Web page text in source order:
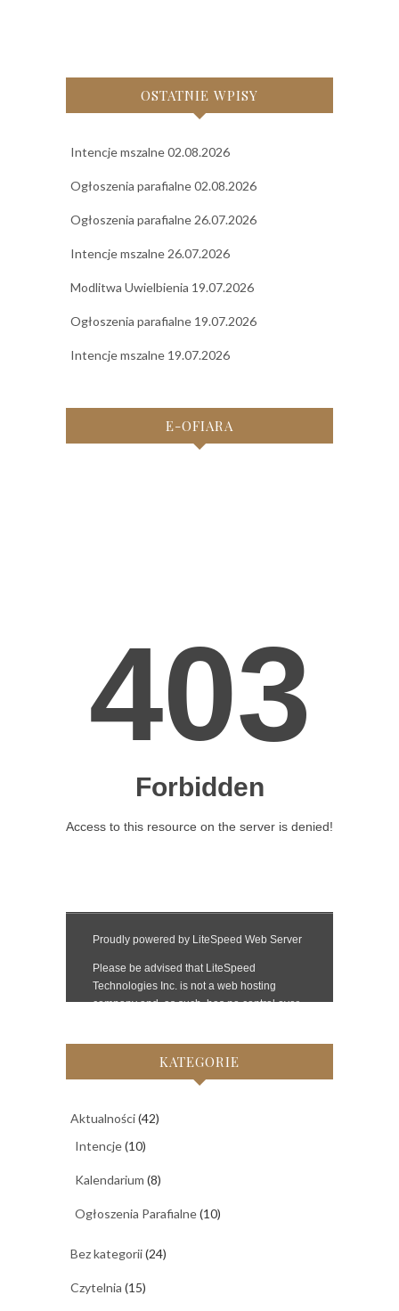
OSTATNIE WPISY
Intencje mszalne 02.08.2026
Ogłoszenia parafialne 02.08.2026
Ogłoszenia parafialne 26.07.2026
Intencje mszalne 26.07.2026
Modlitwa Uwielbienia 19.07.2026
Ogłoszenia parafialne 19.07.2026
Intencje mszalne 19.07.2026
E-OFIARA
KATEGORIE
Aktualności(42)
Intencje(10)
Kalendarium (8)
Ogłoszenia Parafialne(10)
Bez kategorii(24)
Czytelnia (15)